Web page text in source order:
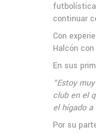
continuar
Con
Halcón
En sus
“Estoy
club en el
el hígado
Por su